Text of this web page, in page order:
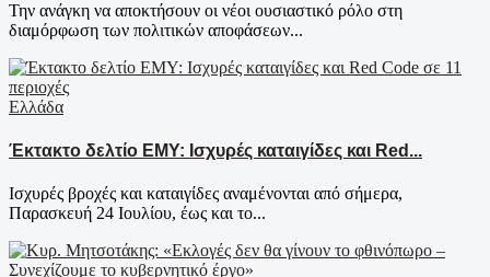
Την ανάγκη να αποκτήσουν οι νέοι ουσιαστικό ρόλο στη
διαμόρφωση των πολιτικών αποφάσεων...
Ελλάδα
Έκτακτο δελτίο ΕΜΥ: Ισχυρές καταιγίδες και Red...
Ισχυρές βροχές και καταιγίδες αναμένονται από σήμερα,
Παρασκευή 24 Ιουλίου, έως και το...